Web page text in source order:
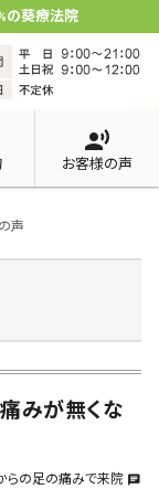
の葵療法院
record_voice_over
お客様の声
声
みが無くな
らの足の痛みで来院 chat